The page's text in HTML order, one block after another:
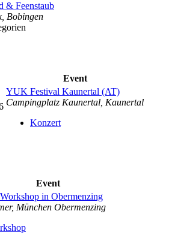
& Feenstaub
Bobingen
Event
YUK Festival Kaunertal (AT)
Campingplatz Kaunertal, Kaunertal
Konzert
Event
in Obermenzing
München Obermenzing